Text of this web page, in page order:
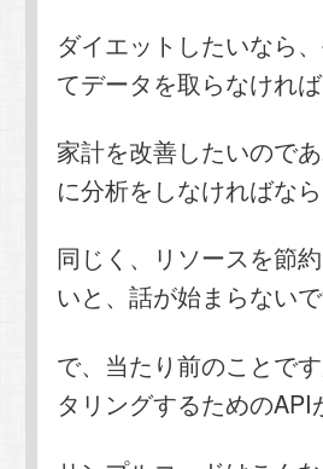
ダイエットしたいなら
てデータを取らなけれ
家計を改善したいので
に分析をしなければな
同じく、リソースを節
いと、話が始まらない
で、当たり前のことで
タリングするためのAPI